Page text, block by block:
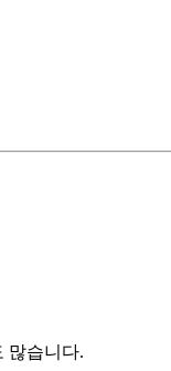
많습니다.